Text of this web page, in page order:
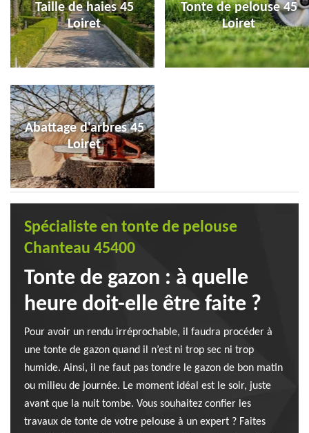
Taille de haies 45
Loiret
Tonte de pelouse 45
Loiret
Abattage d'arbres 45
Loiret
Spécialiste en tonte de pelouse
Chanteau 45400
Tonte de gazon : à quelle
heure doit-elle être faite ?
Pour avoir un rendu irréprochable, il faudra procéder à
une tonte de gazon quand il n’est ni trop sec ni trop
humide. Ainsi, il ne faut pas tondre le gazon de bon matin
ou milieu de journée. Le moment idéal est le soir, juste
avant que la nuit tombe. Vous souhaitez confier les
travaux de tonte de votre pelouse à un expert ? Faites